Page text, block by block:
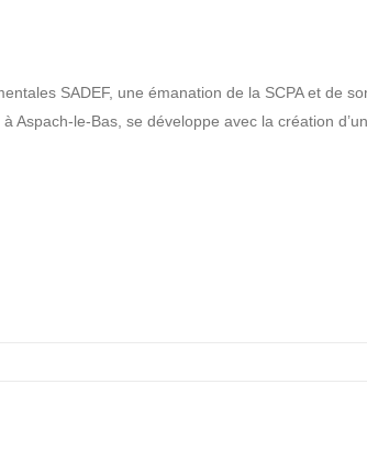
SADEF, une émanation de la SCPA et de
Aspach-le-Bas, se développe avec la création d’un